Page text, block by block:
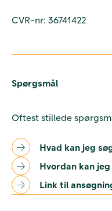
CVR-nr: 36741422
Spørgsmål
Oftest stillede
Hvad kan jeg
Hvordan kan
Link til